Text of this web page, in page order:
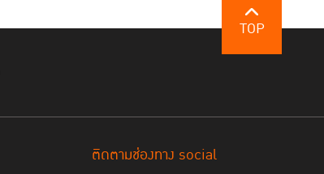
TOP
ติดตามช่องทาง social